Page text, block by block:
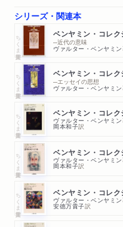
シリーズ・関連本
ちくま学芸文庫 ベンヤミン・コレ
─近代の意味
ヴァルター・ベンヤミン
ちくま学芸文庫 ベンヤミン・コレ
─エッセイの思想
ヴァルター・ベンヤミン
ちくま学芸文庫 ベンヤミン・コレ
ヴァルター・ベンヤミン
岡本和子訳
ちくま学芸文庫 ベンヤミン・コレ
ヴァルター・ベンヤミン
岡本和子訳
ちくま学芸文庫 ベンヤミン・コレ
ヴァルター・ベンヤミン
安徳万貴子訳